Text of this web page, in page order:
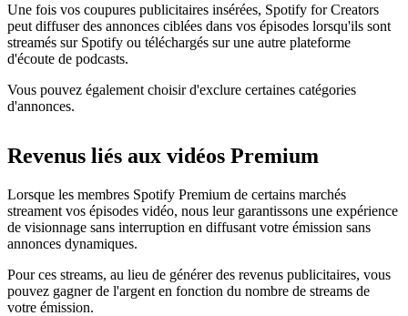
Une fois vos coupures publicitaires insérées, Spotify for Creators
peut diffuser des annonces ciblées dans vos épisodes lorsqu'ils sont
streamés sur Spotify ou téléchargés sur une autre plateforme
d'écoute de podcasts.
Vous pouvez également choisir d'exclure certaines catégories
d'annonces.
Revenus liés aux vidéos Premium
Lorsque les membres Spotify Premium de certains marchés
streament vos épisodes vidéo, nous leur garantissons une expérience
de visionnage sans interruption en diffusant votre émission sans
annonces dynamiques.
Pour ces streams, au lieu de générer des revenus publicitaires, vous
pouvez gagner de l'argent en fonction du nombre de streams de
votre émission.